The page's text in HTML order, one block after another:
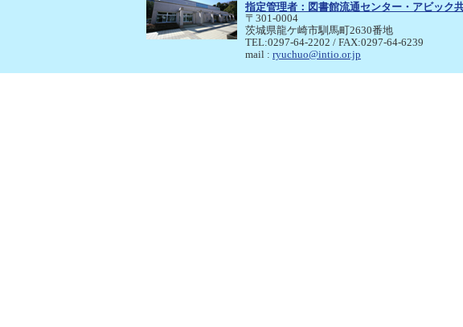
指定管理者： 図書館流通センター・アビック
〒301-0004
茨城県龍ケ崎市馴馬町2630番地
TEL:0297-64-2202 / FAX:0297-64-6239
mail : ryuchuo@intio.or.jp